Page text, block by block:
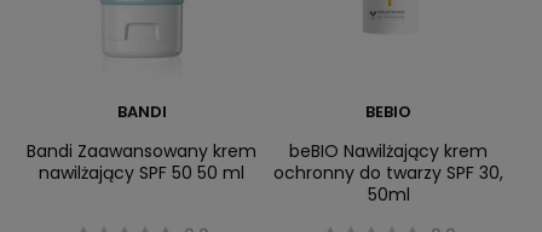
BANDI
Bandi Zaawansowany krem
nawilżający SPF 50 50 ml
BEBIO
beBIO Nawilżający krem
ochronny do twarzy SPF 30,
50ml